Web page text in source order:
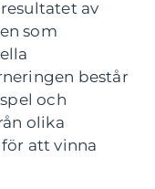
resultatet av
som
består
och
olika
att vinna